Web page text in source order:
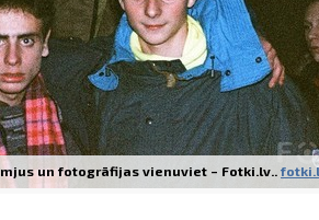
1h laikā Rīgā – pasūtiet
Dažādi formāti un papīra veidi
visā Latvijā vai
un fotogrāfijas vienuviet – Fotki.lv..